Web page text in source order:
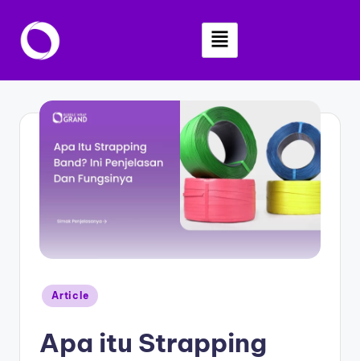
Skip
Article
Apa itu Strapping